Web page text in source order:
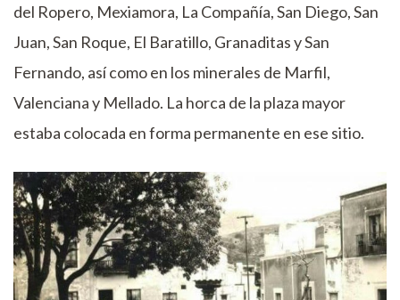
del Ropero, Mexiamora, La Compañía, San Diego, San
Juan, San Roque, El Baratillo, Granaditas y San
Fernando, así como en los minerales de Marfil,
Valenciana y Mellado. La horca de la plaza mayor
estaba colocada en forma permanente en ese sitio.